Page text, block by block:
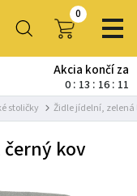
0
Akcia končí za
0 13 16 11
stoličky Židle jídelní,
kov